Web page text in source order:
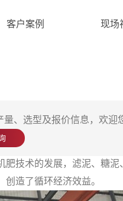
客户案例 现场
量、选型及报价信息，欢迎
术的发展，滤泥、糖泥
造了循环经济效益。